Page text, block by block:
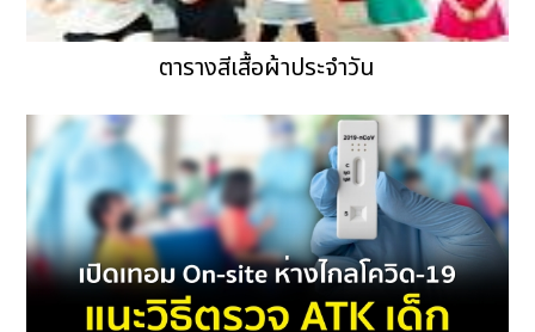
ตารางสีเสื้อผ้าประจำวัน